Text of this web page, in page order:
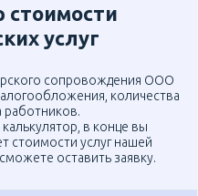
стоимости
услуг
сопровождения ООО
количества
работников.
в конце вы
стоимости услуг нашей
оставить заявку.